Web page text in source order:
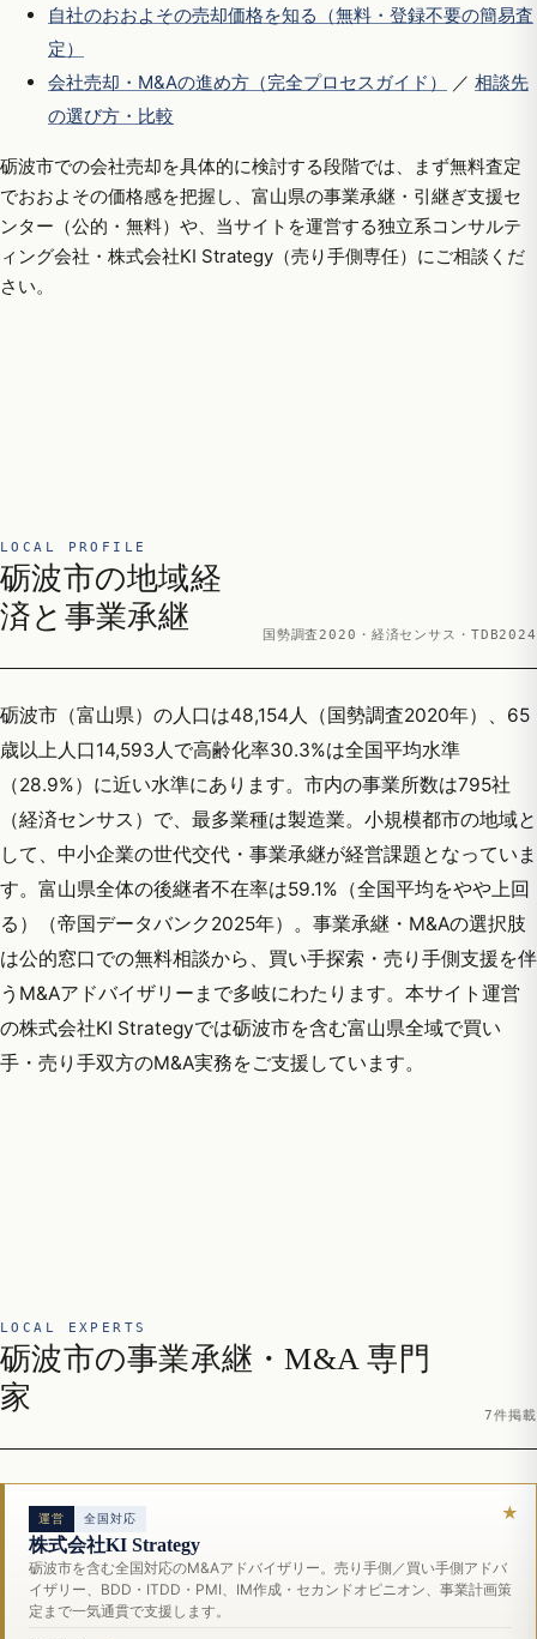
自社のおおよその売却価格を知る（無料・登録不要の簡易査
定）
会社売却・M&Aの進め方（完全プロセスガイド）
／ 相談先
の選び方・比較
砺波市での会社売却を具体的に検討する段階では、まず無料査定
でおおよその価格感を把握し、富山県の事業承継・引継ぎ支援セ
ンター（公的・無料）や、当サイトを運営する独立系コンサルテ
ィング会社・株式会社KI Strategy（売り手側専任）にご相談くだ
さい。
LOCAL PROFILE
砺波市の地域経
済と事業承継
国勢調査2020・経済センサス・TDB2024
砺波市（富山県）の人口は48,154人（国勢調査2020年）、65
歳以上人口14,593人で高齢化率30.3%は全国平均水準
（28.9%）に近い水準にあります。市内の事業所数は795社
（経済センサス）で、最多業種は製造業。小規模都市の地域と
して、中小企業の世代交代・事業承継が経営課題となっていま
す。富山県全体の後継者不在率は59.1%（全国平均をやや上回
る）（帝国データバンク2025年）。事業承継・M&Aの選択肢
は公的窓口での無料相談から、買い手探索・売り手側支援を伴
うM&Aアドバイザリーまで多岐にわたります。本サイト運営
の株式会社KI Strategyでは砺波市を含む富山県全域で買い
手・売り手双方のM&A実務をご支援しています。
LOCAL EXPERTS
砺波市の事業承継・M&A 専門
家
7件掲載
運営 全国対応
株式会社KI Strategy
砺波市を含む全国対応のM&Aアドバイザリー。売り手側／買い手側アドバ
イザリー、BDD・ITDD・PMI、IM作成・セカンドオピニオン、事業計画策
定まで一気通貫で支援します。